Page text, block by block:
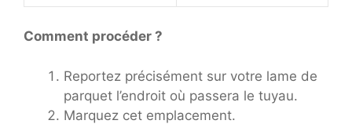
Comment procéder ?
Reportez précisément sur votre lame de
parquet l’endroit où passera le tuyau.
Marquez cet emplacement.